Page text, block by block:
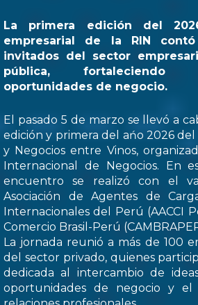
La primera edición del
empresarial de la RIN
invitados del sector
pública, fortaleciendo
oportunidades de negocio.
El pasado 5 de marzo se llevó a
edición y primera del ańo 2026
y Negocios entre Vinos,
Internacional de Negocios. En
encuentro se realizó con el
Asociación de Agentes de
Internacionales del Perú (AACCI
Comercio Brasil-Perú
La jornada reunió a más de 100
del sector privado, quienes
dedicada al intercambio de
oportunidades de negocio y el